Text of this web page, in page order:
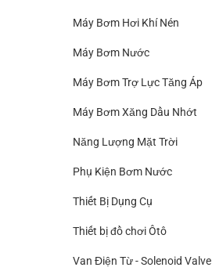
Máy Bơm Hơi Khí Nén
Máy Bơm Nước
Máy Bơm Trợ Lực Tăng Áp
Máy Bơm Xăng Dầu Nhớt
Năng Lượng Mặt Trời
Phụ Kiện Bơm Nước
Thiết Bị Dụng Cụ
Thiết bị đồ chơi Ôtô
Van Điện Từ - Solenoid Valve